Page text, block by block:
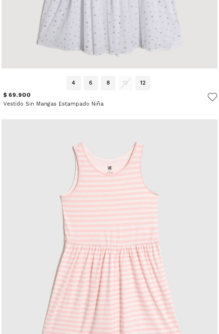
4 6 8 10 12
$ 69.900
Vestido Sin Mangas Estampado Niña